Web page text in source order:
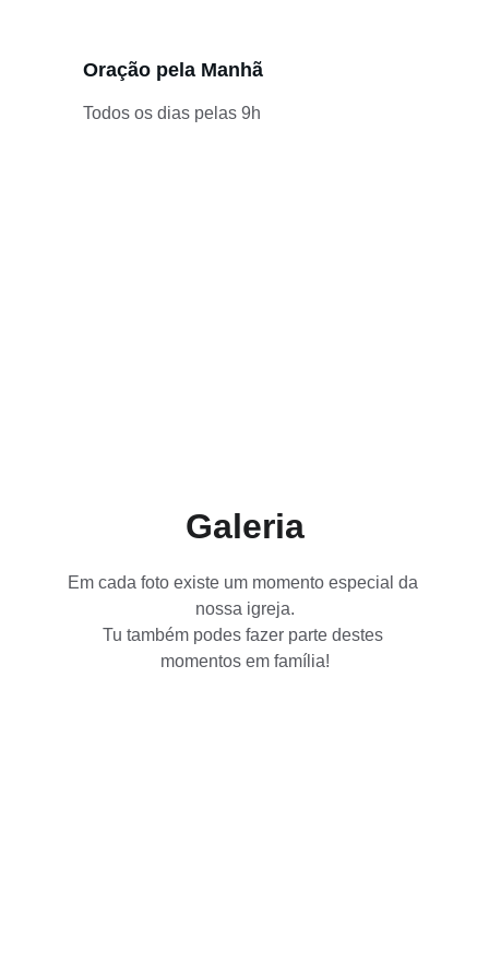
Todos os dias pelas 9h
Oração pela Manhã
Galeria
Em cada foto existe um momento especial da
nossa igreja.
Tu também podes fazer parte destes
momentos em família!